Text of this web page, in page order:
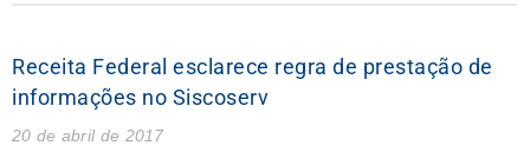
Receita Federal esclarece regra de prestação de
informações no Siscoserv
20 de abril de 2017